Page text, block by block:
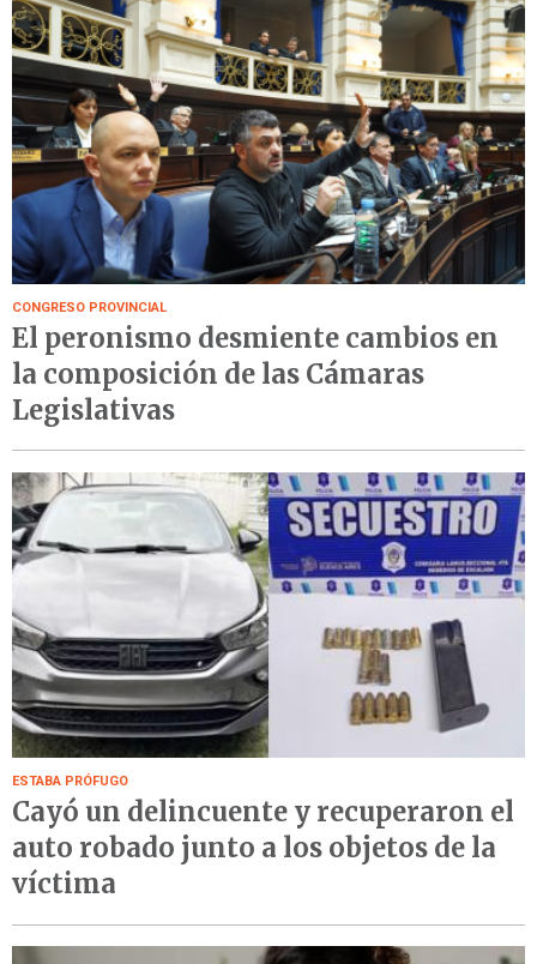
CONGRESO PROVINCIAL
El peronismo desmiente cambios en
la composición de las Cámaras
Legislativas
ESTABA PRÓFUGO
Cayó un delincuente y recuperaron el
auto robado junto a los objetos de la
víctima